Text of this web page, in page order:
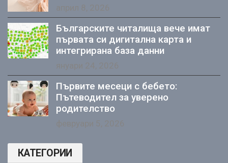
април 8, 2026
Българските читалища вече имат
първата си дигитална карта и
интегрирана база данни
януари 24, 2026
Първите месеци с бебето:
Пътеводител за уверено
родителство
февруари 5, 2026
КАТЕГОРИИ